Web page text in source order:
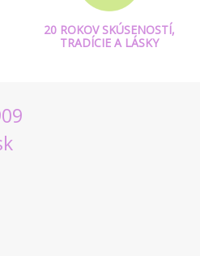
20 ROKOV SKÚSENOSTÍ,
TRADÍCIE A LÁSKY